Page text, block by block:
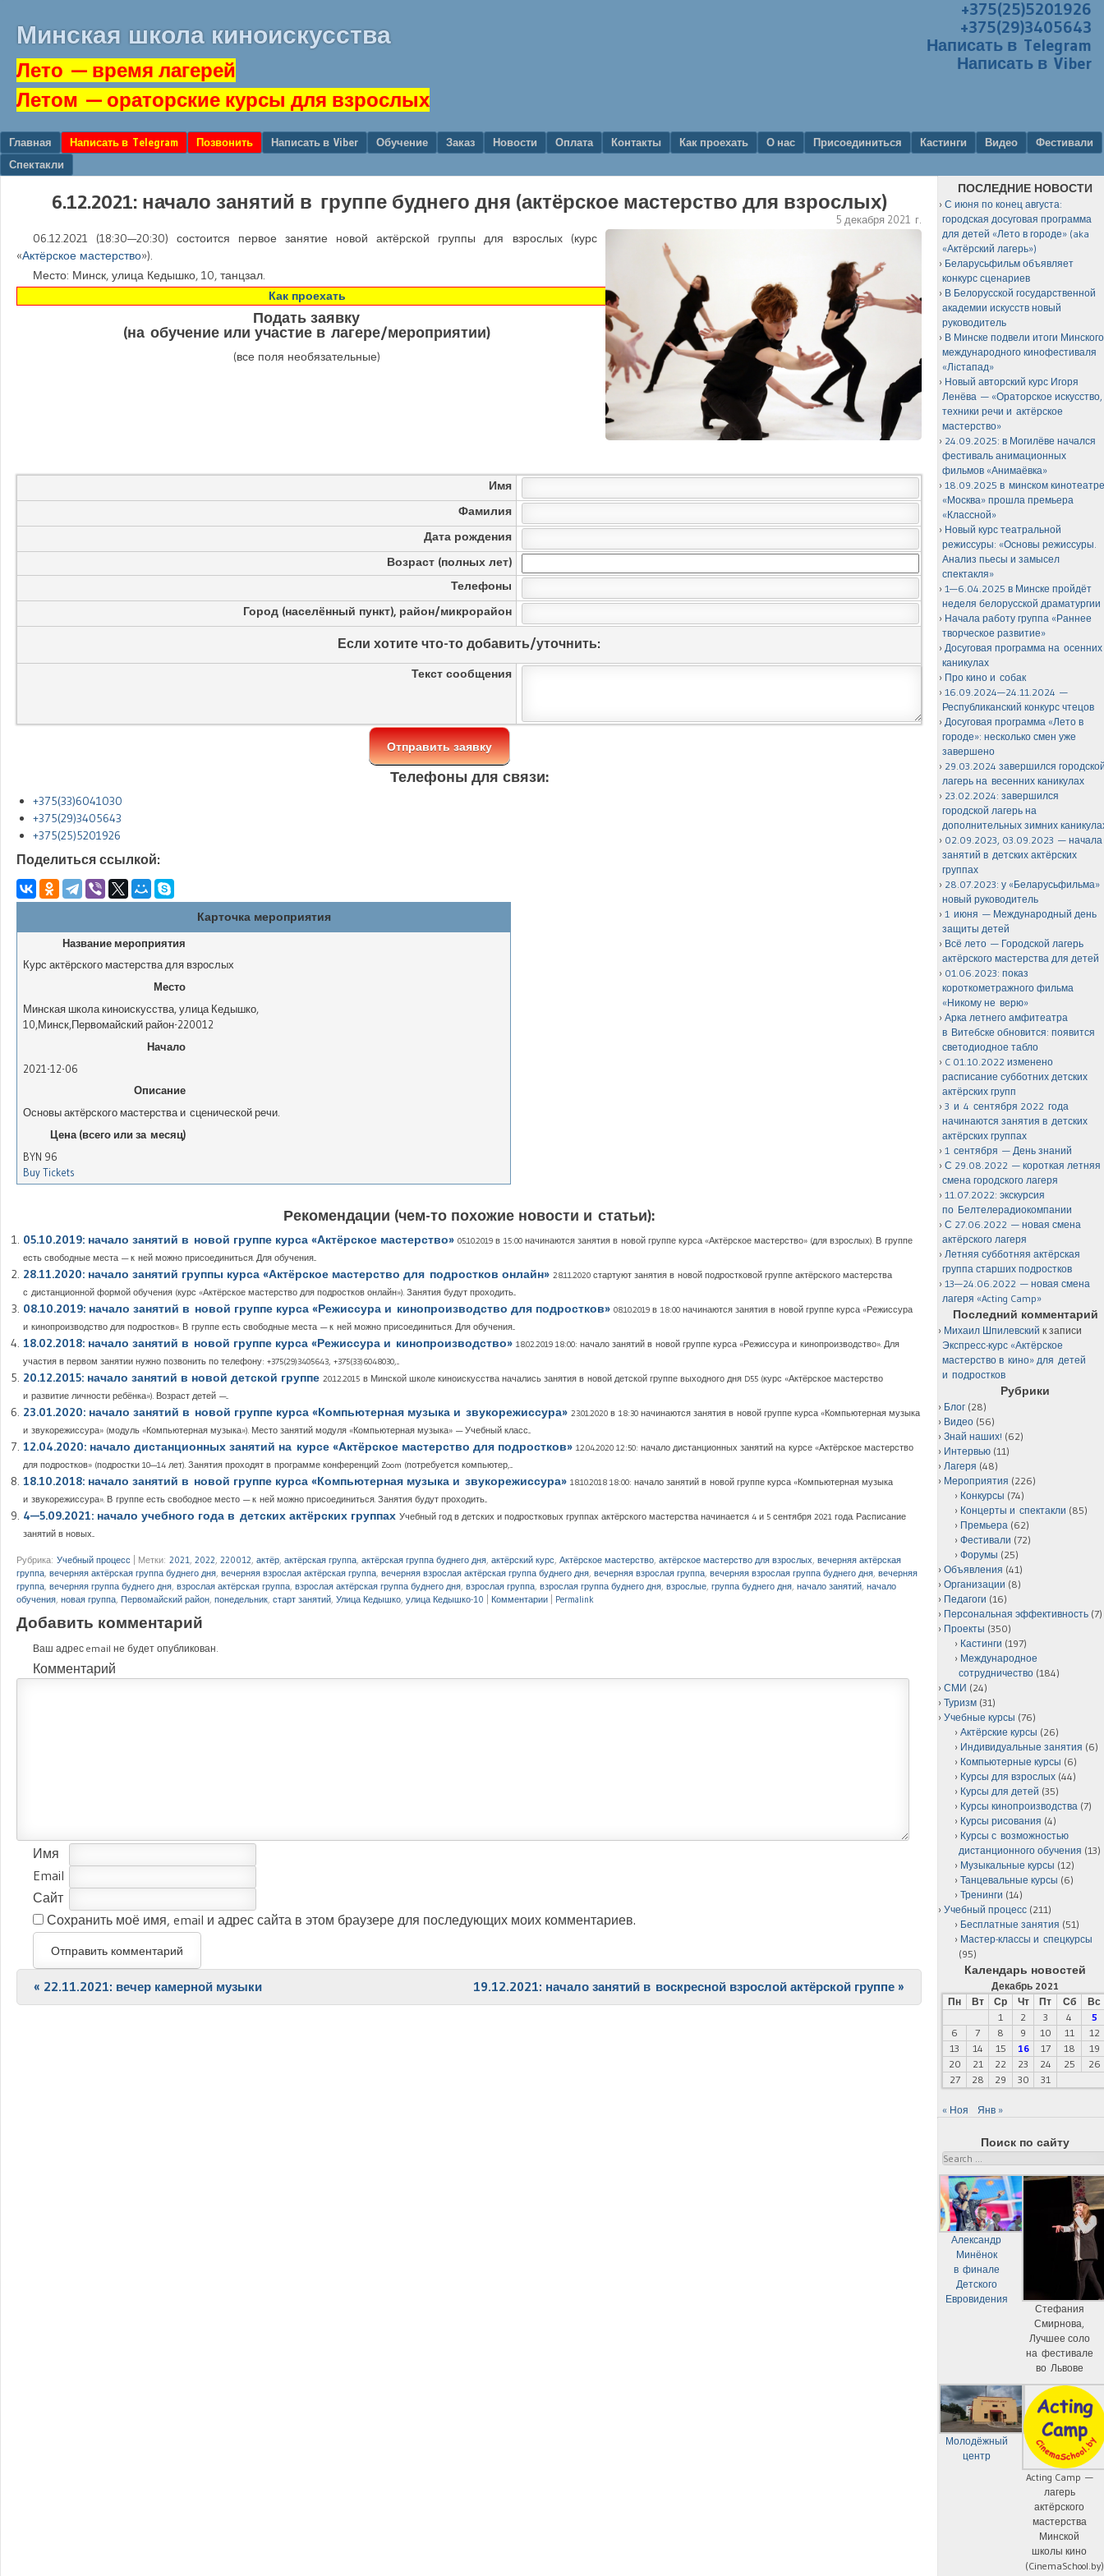
+375(25)5201926
+375(29)3405643
Написать в Telegram
Написать в Viber
Минская школа киноискусства
Лето — время лагерей
Летом — ораторские курсы для взрослых
Меню
Перейти к содержанию
Главная Написать в Telegram Позвонить Написать в Viber Обучение Заказ Новости Оплата Контакты Как проехать О нас Присоединиться Кастинги Видео
Фестивали
Спектакли
6.12.2021: начало занятий в группе буднего дня (актёрское мастерство для взрослых)
5 декабря 2021 г.
06.12.2021 (18:30—20:30) состоится первое занятие новой актёрской группы для взрослых (курс
«Актёрское мастерство»).
Место: Минск, улица Кедышко, 10, танцзал.
Как проехать
Подать заявку
(на обучение или участие в лагере/мероприятии)
(все поля необязательные)
Имя
Фамилия
Дата рождения
Возраст (полных лет)
Телефоны
Город (населённый пункт), район/микрорайон
Если хотите что-то добавить/уточнить:
Текст сообщения
Телефоны для связи:
+375(33)6041030
+375(29)3405643
+375(25)5201926
Поделиться ссылкой:
Карточка мероприятия
Название мероприятия
Курс актёрского мастерства для взрослых
Место
Минская школа киноискусства, улица Кедышко,
10,Минск,Первомайский район-220012
Начало
2021-12-06
Описание
Основы актёрского мастерства и сценической речи.
Цена (всего или за месяц)
BYN 96
Buy Tickets
Рекомендации (чем-то похожие новости и статьи):
05.10.2019: начало занятий в новой группе курса «Актёрское мастерство» 05.10.2019 в 15:00 начинаются занятия в новой группе курса «Актёрское мастерство» (для взрослых). В группе
есть свободные места — к ней можно присоединиться. Для обучения...
28.11.2020: начало занятий группы курса «Актёрское мастерство для подростков онлайн» 28.11.2020 стартуют занятия в новой подростковой группе актёрского мастерства
с дистанционной формой обучения (курс «Актёрское мастерство для подростков онлайн»). Занятия будут проходить...
08.10.2019: начало занятий в новой группе курса «Режиссура и кинопроизводство для подростков» 08.10.2019 в 18:00 начинаются занятия в новой группе курса «Режиссура
и кинопроизводство для подростков». В группе есть свободные места — к ней можно присоединиться. Для обучения...
18.02.2018: начало занятий в новой группе курса «Режиссура и кинопроизводство» 18.02.2019 18:00: начало занятий в новой группе курса «Режиссура и кинопроизводство». Для
участия в первом занятии нужно позвонить по телефону: +375(29)3405643, +375(33)6048030,...
20.12.2015: начало занятий в новой детской группе 20.12.2015 в Минской школе киноискусства начались занятия в новой детской группе выходного дня D55 (курс «Актёрское мастерство
и развитие личности ребёнка»). Возраст детей —...
23.01.2020: начало занятий в новой группе курса «Компьютерная музыка и звукорежиссура» 23.01.2020 в 18:30 начинаются занятия в новой группе курса «Компьютерная музыка
и звукорежиссура» (модуль «Компьютерная музыка»). Место занятий модуля «Компьютерная музыка» — Учебный класс...
12.04.2020: начало дистанционных занятий на курсе «Актёрское мастерство для подростков» 12.04.2020 12:50: начало дистанционных занятий на курсе «Актёрское мастерство
для подростков» (подростки 10—14 лет). Занятия проходят в программе конференций Zoom (потребуется компьютер,...
18.10.2018: начало занятий в новой группе курса «Компьютерная музыка и звукорежиссура» 18.10.2018 18:00: начало занятий в новой группе курса «Компьютерная музыка
и звукорежиссура». В группе есть свободное место — к ней можно присоединиться. Занятия будут проходить...
4—5.09.2021: начало учебного года в детских актёрских группах Учебный год в детских и подростковых группах актёрского мастерства начинается 4 и 5 сентября 2021 года. Расписание
занятий в новых...
Рубрика: Учебный процесс Метки: 2021 2022 220012 актёр актёрская группа актёрская группа буднего дня актёрский курс Актёрское мастерство актёрское мастерство для взрослых вечерняя актёрская
группа вечерняя актёрская группа буднего дня вечерняя взрослая актёрская группа вечерняя взрослая актёрская группа буднего дня вечерняя взрослая группа вечерняя взрослая группа буднего дня вечерняя
группа вечерняя группа буднего дня взрослая актёрская группа взрослая актёрская группа буднего дня взрослая группа взрослая группа буднего дня взрослые группа буднего дня начало занятий начало
обучения новая группа Первомайский район понедельник старт занятий Улица Кедышко улица Кедышко-10 Комментарии Permalink
Добавить комментарий
Ваш адрес email не будет опубликован.
Комментарий
Имя
Email
Сайт
Сохранить моё имя, email и адрес сайта в этом браузере для последующих моих комментариев.
Post navigation
« 22.11.2021: вечер камерной музыки 19.12.2021: начало занятий в воскресной взрослой актёрской группе »
ПОСЛЕДНИЕ НОВОСТИ
С июня по конец августа:
городская досуговая программа
для детей «Лето в городе» (aka
«Актёрский лагерь»)
Беларусьфильм объявляет
конкурс сценариев
В Белорусской государственной
академии искусств новый
руководитель
В Минске подвели итоги Минского
международного кинофестиваля
«Лiстапад»
Новый авторский курс Игоря
Ленёва — «Ораторское искусство,
техники речи и актёрское
мастерство»
24.09.2025: в Могилёве начался
фестиваль анимационных
фильмов «Анимаёвка»
18.09.2025 в минском
«Москва» прошла премьера
«Классной»
Новый курс театральной
режиссуры: «Основы режиссуры.
Анализ пьесы и замысел
спектакля»
1—6.04.2025 в Минске пройдёт
неделя белорусской драматургии
Начала работу группа «Раннее
творческое развитие»
Досуговая программа на осенних
каникулах
Про кино и собак
16.09.2024—24.11.2024 —
Республиканский конкурс чтецов
Досуговая программа «Лето в
городе»: несколько смен уже
завершено
29.03.2024 завершился
лагерь на весенних каникулах
23.02.2024: завершился
городской лагерь на
дополнительных зимних
02.09.2023, 03.09.2023 — начала
занятий в детских актёрских
группах
28.07.2023: у «Беларусьфильма»
новый руководитель
1 июня — Международный день
защиты детей
Всё лето — Городской лагерь
актёрского мастерства для детей
01.06.2023: показ
короткометражного фильма
«Никому не верю»
Арка летнего амфитеатра
в Витебске обновится: появится
светодиодное табло
C 01.10.2022 изменено
расписание субботних детских
актёрских групп
3 и 4 сентября 2022 года
начинаются занятия в детских
актёрских группах
1 сентября — День знаний
С 29.08.2022 — короткая летняя
смена городского лагеря
11.07.2022: экскурсия
по Белтелерадиокомпании
С 27.06.2022 — новая смена
актёрского лагеря
Летняя субботняя актёрская
группа старших подростков
13—24.06.2022 — новая смена
лагеря «Acting Camp»
Последний комментарий
Михаил Шпилевский к записи
Экспресс-курс «Актёрское
мастерство в кино» для детей
и подростков
Рубрики
Блог (28)
Видео (56)
Знай наших! (62)
Интервью (11)
Лагеря (48)
Мероприятия (226)
Конкурсы (74)
Концерты и спектакли (85)
Премьера (62)
Фестивали (72)
Форумы (25)
Объявления (41)
Организации (8)
Педагоги (16)
Персональная эффективность (7)
Проекты (350)
Кастинги (197)
Международное
сотрудничество (184)
СМИ (24)
Туризм (31)
Учебные курсы (76)
Актёрские курсы (26)
Индивидуальные занятия (6)
Компьютерные курсы (6)
Курсы для взрослых (44)
Курсы для детей (35)
Курсы кинопроизводства (7)
Курсы рисования (4)
Курсы с возможностью
дистанционного обучения (13)
Музыкальные курсы (12)
Танцевальные курсы (6)
Тренинги (14)
Учебный процесс (211)
Бесплатные занятия (51)
Мастер-классы и спецкурсы
(95)
Календарь новостей
Декабрь 2021
Пн
Вт Ср Чт Пт Сб
Вс
1
2 3 4
5
6
7 8 9 10 11
12
13
14 15 16 17 18
19
20
21 22 23 24 25
26
27
28 29 30 31
« Ноя Янв »
Поиск по сайту
Search
Александр
Минёнок
в финале
Детского
Евровидения
Стефания
Смирнова,
Лучшее соло
на фестивале
во Львове
Молодёжный
центр
Acting Camp —
лагерь
актёрского
мастерства
Минской
школы кино
(CinemaSchool.by)